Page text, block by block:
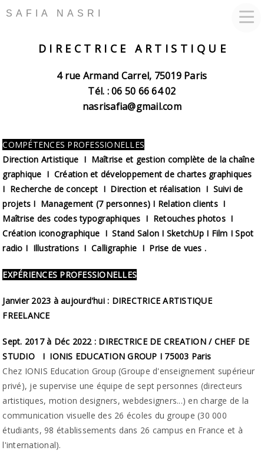
SAFIA NASRI
D I R E C T R I C E A R T I S T I Q U E
4 rue Armand Carrel, 75019 Paris
Tél. : 06 50 66 64 02
nasrisafia@gmail.com
COMPÉTENCES PROFESSIONELLES
Direction Artistique I Maîtrise et gestion complète de la chaîne
graphique I Création et développement de chartes graphiques
I Recherche de concept I Direction et réalisation I Suivi de
projets I Management (7 personnes) I Relation clients I
Maîtrise des codes typographiques I Retouches photos I
Création iconographique I Stand Salon I SketchUp I Film I Spot
radio I Illustrations I Calligraphie I Prise de vues .
EXPÉRIENCES PROFESSIONELLES
Janvier 2023 à aujourd'hui : DIRECTRICE ARTISTIQUE
FREELANCE
Sept. 2017 à Déc 2022 : DIRECTRICE DE CREATION / CHEF DE
STUDIO I IONIS EDUCATION GROUP I 75003 Paris
Chez IONIS Education Group (Groupe d'enseignement supérieur
privé), je supervise une équipe de sept personnes (directeurs
artistiques, motion designers, webdesigners...) en charge de la
communication visuelle des 26 écoles du groupe (30 000
étudiants, 98 établissements dans 26 campus en France et à
l'international).